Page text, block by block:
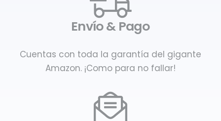
Envío & Pago
Cuentas con toda la garantía del gigante
Amazon. ¡Como para no fallar!